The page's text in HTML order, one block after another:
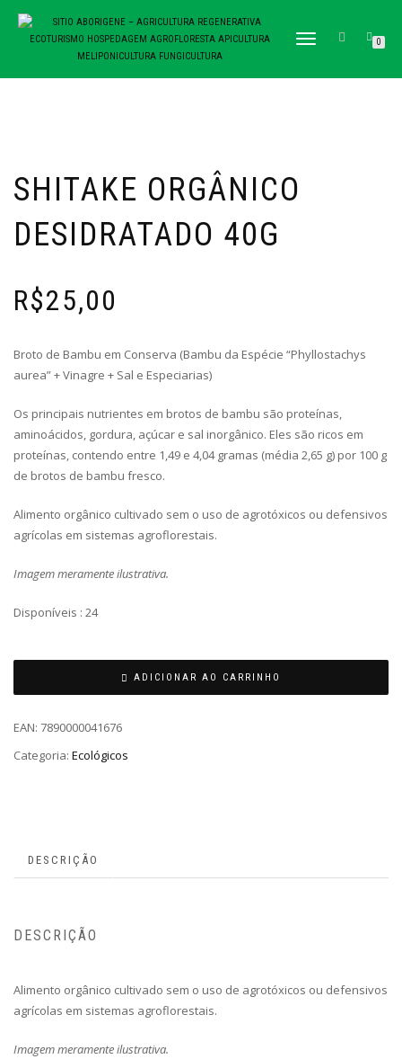
TOGGLE NAVIGATION
0
SHITAKE ORGÂNICO
DESIDRATADO 40G
R$25,00
Broto de Bambu em Conserva (Bambu da Espécie “Phyllostachys
aurea” + Vinagre + Sal e Especiarias)
Os principais nutrientes em brotos de bambu são proteínas,
aminoácidos, gordura, açúcar e sal inorgânico. Eles são ricos em
proteínas, contendo entre 1,49 e 4,04 gramas (média 2,65 g) por 100 g
de brotos de bambu fresco.
Alimento orgânico cultivado sem o uso de agrotóxicos ou defensivos
agrícolas em sistemas agroflorestais.
Imagem meramente ilustrativa.
Disponíveis : 24
ADICIONAR AO CARRINHO
EAN: 7890000041676
Categoria: Ecológicos
DESCRIÇÃO
DESCRIÇÃO
Alimento orgânico cultivado sem o uso de agrotóxicos ou defensivos
agrícolas em sistemas agroflorestais.
Imagem meramente ilustrativa.